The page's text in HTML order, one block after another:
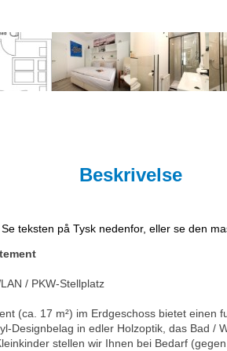
Beskrivelse
teksten på Tysk nedenfor, eller se den
/ PKW-Stellplatz
(ca. 17 m²) im Erdgeschoss bietet einen
Designbelag in edler Holzoptik, das Bad /
stellen wir Ihnen bei Bedarf